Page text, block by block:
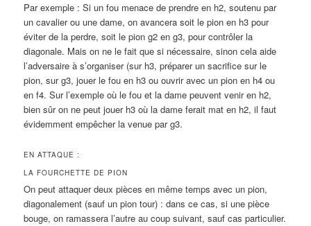
Par exemple : Si un fou menace de prendre en h2, soutenu par
un cavalier ou une dame, on avancera soit le pion en h3 pour
éviter de la perdre, soit le pion g2 en g3, pour contrôler la
diagonale. Mais on ne le fait que si nécessaire, sinon cela aide
l’adversaire à s’organiser (sur h3, préparer un sacrifice sur le
pion, sur g3, jouer le fou en h3 ou ouvrir avec un pion en h4 ou
en f4. Sur l’exemple où le fou et la dame peuvent venir en h2,
bien sûr on ne peut jouer h3 où la dame ferait mat en h2, il faut
évidemment empêcher la venue par g3.
EN ATTAQUE :
LA FOURCHETTE DE PION
On peut attaquer deux pièces en même temps avec un pion,
diagonalement (sauf un pion tour) : dans ce cas, si une pièce
bouge, on ramassera l’autre au coup suivant, sauf cas particulier.